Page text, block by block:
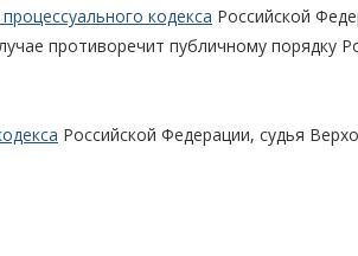
кодекса Российской
противоречит публичному порядку
Российской Федерации, судья